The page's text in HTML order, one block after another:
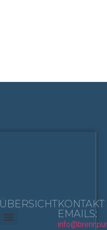
ÜBERSICHTKONTAKT
EMAILS: